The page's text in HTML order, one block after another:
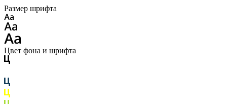
Размер шрифта
Цвет фона и шрифта